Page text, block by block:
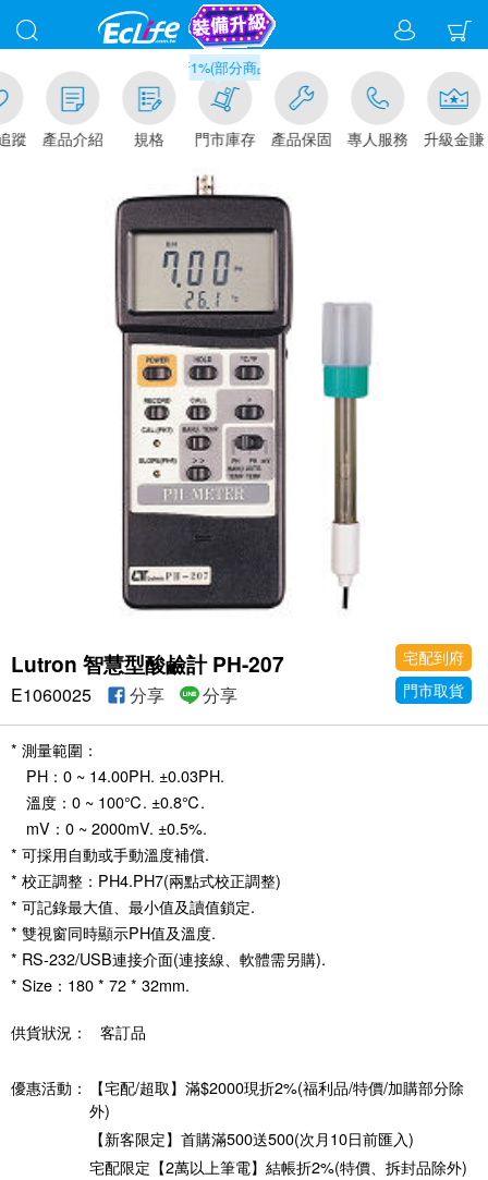
蹤 產品介紹 規格
滿千元門市取貨現折1%(部分商品不適用)-請點我看
門市庫存 產品保固 專人服務 升級金賺
Lutron 智慧型酸鹼計 PH-207
宅配到府
門市取貨
E1060025 分享 分享
* 測量範圍：
PH：0 ~ 14.00PH. ±0.03PH.
溫度：0 ~ 100℃. ±0.8℃.
mV：0 ~ 2000mV. ±0.5%.
* 可採用自動或手動溫度補償.
* 校正調整：PH4.PH7(兩點式校正調整)
* 可記錄最大值、最小值及讀值鎖定.
* 雙視窗同時顯示PH值及溫度.
* RS-232/USB連接介面(連接線、軟體需另購).
* Size：180 * 72 * 32mm.
供貨狀況： 客訂品
優惠活動：
【宅配/超取】滿$2000現折2%(福利品/特價/加購部分除
外)
【新客限定】首購滿500送500(次月10日前匯入)
宅配限定【2萬以上筆電】結帳折2%(特價、拆封品除外)